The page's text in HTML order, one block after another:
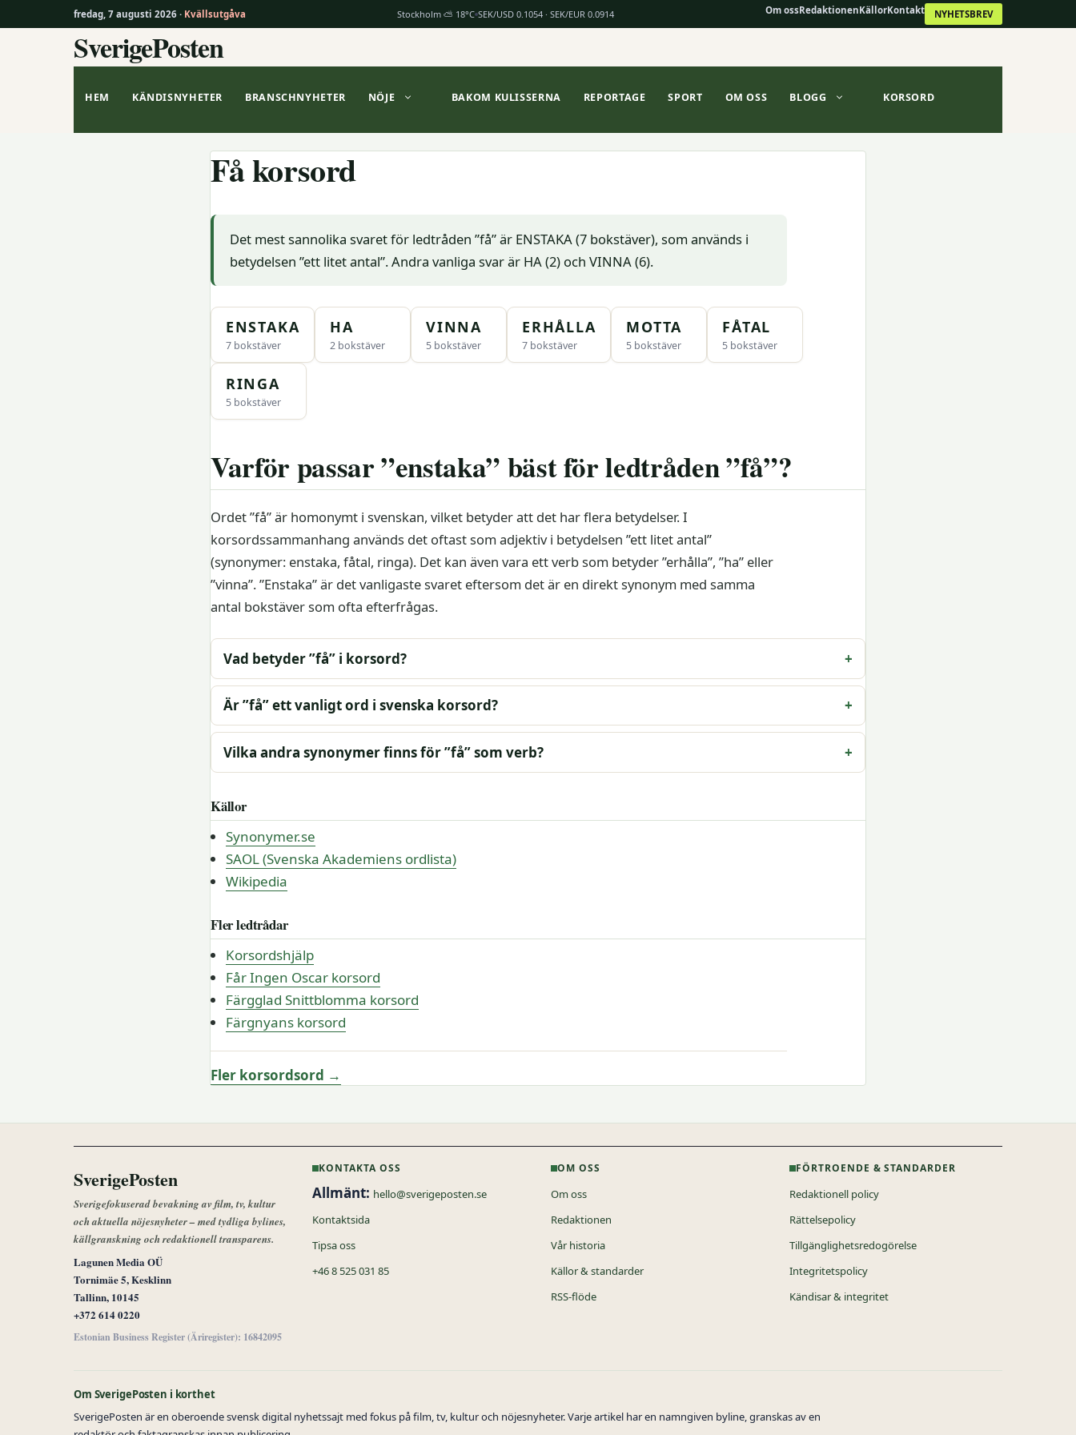
fredag, 7 augusti 2026 · Kvällsutgåva Stockholm ⛅ 18°C SEK/USD 0.1054 · SEK/EUR 0.0914 Om ossRedaktionenKällorKontakt NYHETSBREV
SverigePosten
HEM KÄNDISNYHETER BRANSCHNYHETER NÖJE BAKOM KULISSERNA REPORTAGE SPORT OM OSS BLOGG KORSORD
Få korsord
Det mest sannolika svaret för ledtråden ”få” är ENSTAKA (7 bokstäver), som används i
betydelsen ”ett litet antal”. Andra vanliga svar är HA (2) och VINNA (6).
ENSTAKA
7 bokstäver
HA
2 bokstäver
VINNA
5 bokstäver
ERHÅLLA
7 bokstäver
MOTTA
5 bokstäver
FÅTAL
5 bokstäver
RINGA
5 bokstäver
Varför passar ”enstaka” bäst för ledtråden ”få”?
Ordet ”få” är homonymt i svenskan, vilket betyder att det har flera betydelser. I
korsordssammanhang används det oftast som adjektiv i betydelsen ”ett litet antal”
(synonymer: enstaka, fåtal, ringa). Det kan även vara ett verb som betyder ”erhålla”, ”ha” eller
”vinna”. ”Enstaka” är det vanligaste svaret eftersom det är en direkt synonym med samma
antal bokstäver som ofta efterfrågas.
Vad betyder ”få” i korsord?
Är ”få” ett vanligt ord i svenska korsord?
Vilka andra synonymer finns för ”få” som verb?
Källor
Synonymer.se
SAOL (Svenska Akademiens ordlista)
Wikipedia
Fler ledtrådar
Korsordshjälp
Får Ingen Oscar korsord
Färgglad Snittblomma korsord
Färgnyans korsord
Fler korsordsord →
SverigePosten
Sverigefokuserad bevakning av film, tv, kultur
och aktuella nöjesnyheter – med tydliga bylines,
källgranskning och redaktionell transparens.
Lagunen Media OÜ
Tornimäe 5, Kesklinn
Tallinn, 10145
+372 614 0220
Estonian Business Register (Äriregister): 16842095
KONTAKTA OSS
Allmänt: hello@sverigeposten.se
Kontaktsida
Tipsa oss
+46 8 525 031 85
OM OSS
Om oss
Redaktionen
Vår historia
Källor & standarder
RSS-flöde
FÖRTROENDE & STANDARDER
Redaktionell policy
Rättelsepolicy
Tillgänglighetsredogörelse
Integritetspolicy
Kändisar & integritet
Om SverigePosten i korthet
SverigePosten är en oberoende svensk digital nyhetssajt med fokus på film, tv, kultur och nöjesnyheter. Varje artikel har en namngiven byline, granskas av en